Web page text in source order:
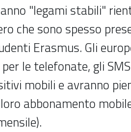
"legami stabili"
che sono spesso
Erasmus. Gli
le telefonate, gli
mobili e avranno
abbonamento